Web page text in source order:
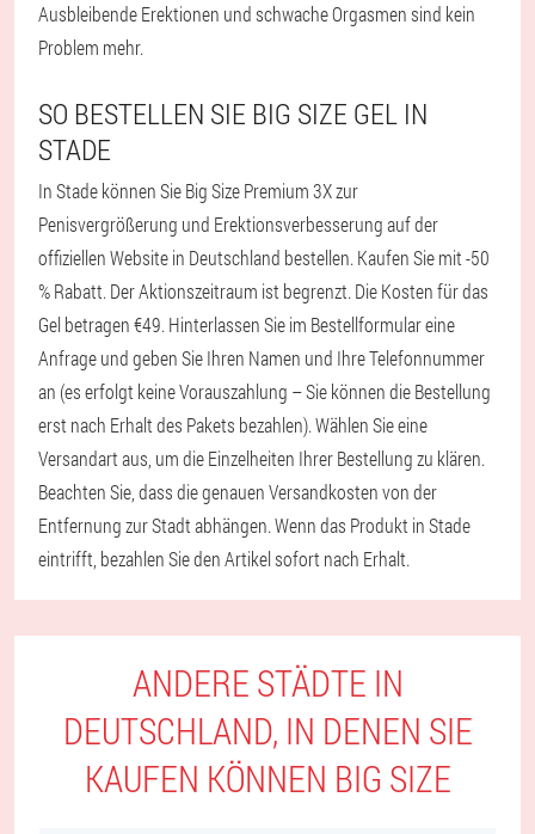
Ausbleibende Erektionen und schwache Orgasmen sind kein
Problem mehr.
SO BESTELLEN SIE BIG SIZE GEL IN
STADE
In Stade können Sie Big Size Premium 3X zur
Penisvergrößerung und Erektionsverbesserung auf der
offiziellen Website in Deutschland bestellen. Kaufen Sie mit -50
% Rabatt. Der Aktionszeitraum ist begrenzt. Die Kosten für das
Gel betragen €49. Hinterlassen Sie im Bestellformular eine
Anfrage und geben Sie Ihren Namen und Ihre Telefonnummer
an (es erfolgt keine Vorauszahlung – Sie können die Bestellung
erst nach Erhalt des Pakets bezahlen). Wählen Sie eine
Versandart aus, um die Einzelheiten Ihrer Bestellung zu klären.
Beachten Sie, dass die genauen Versandkosten von der
Entfernung zur Stadt abhängen. Wenn das Produkt in Stade
eintrifft, bezahlen Sie den Artikel sofort nach Erhalt.
ANDERE STÄDTE IN
DEUTSCHLAND, IN DENEN SIE
KAUFEN KÖNNEN BIG SIZE